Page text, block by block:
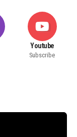
Youtube
Subscribe